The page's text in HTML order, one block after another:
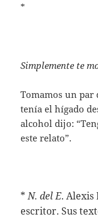
*
Simplemente te
Tomamos un par
tenía el hígado
alcohol dijo:
este relato”.
*N. del E.
escritor. Sus